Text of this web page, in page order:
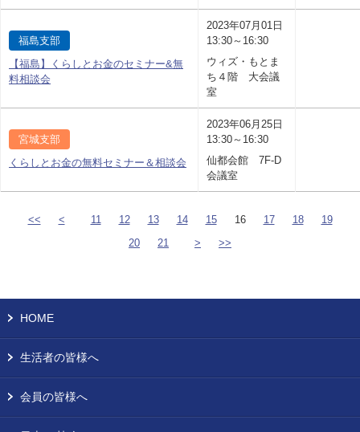
福島支部
【福島】くらしとお金のセミナー&無
料相談会
2023年07月01日
13:30～16:30
ウィズ・もとま
ち４階 大会議
室
宮城支部
くらしとお金の無料セミナー＆相談会
2023年06月25日
13:30～16:30
仙都会館 7F-D
会議室
<< < 11 12 13 14 15 16 17 18
19
20
21 > >>
HOME
生活者の皆様へ
会員の皆様へ